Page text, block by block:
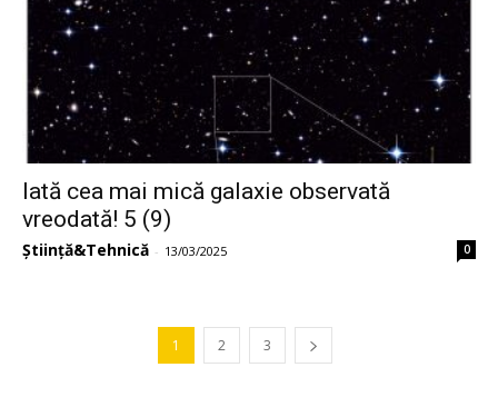
Iată cea mai mică galaxie observată
vreodată! 5 (9)
Știință&Tehnică - 13/03/2025 0
1 2 3